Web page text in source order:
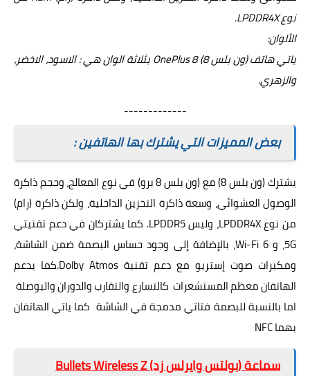
نوع LPDDR4X.
الألوان:
ياتي هاتف (ون بلس 8) OnePlus 8 بثلاثة الوان هي : الاسود، الاخضر،
والزهري.
-------------
بعض المميزات التي يشترك بها الهاتفين :
يشترك (ون بلس 8) مع (ون بلس 8 برو) في نوع المعالج، وحجم ذاكرة
الوصول العشوائي، وسعة ذاكرة التخزين الداخلية، ولكن ذاكرة (رام)
من نوع LPDDR4X، وليس LPDDR5. كما يشتركان في دعم تقنيتي
5G، و
Wi-Fi 6، بالإضافة إلى وجود حساس البصمة ضمن الشاشة،
ومكبرات صوت إستريو مع دعم تقنية Dolby Atmos.كما يدعم
الهاتفان معظم المستشعرات كالتسارع والتقارب والدوران والبوصلة
اما بالنسبة للبصمة فتاتي مدمجة في الشاشة كما ياتي الهاتفان
بهماNFC
سماعة (بولتس وايرلس زد) Bullets Wireless Z